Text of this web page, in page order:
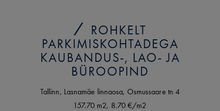
ROHKELT
PARKIMISKOHTADEGA
KAUBANDUS-, LAO- JA
BÜROOPIND
Tallinn, Lasnamäe linnaosa, Osmussaare tn4
157.70 m2, 8.70 €/m2